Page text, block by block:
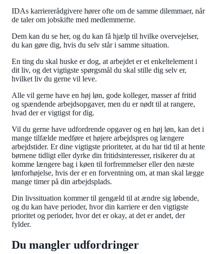
IDAs karriererådgivere hører ofte om de samme dilemmaer, når
de taler om jobskifte med medlemmerne.
Dem kan du se her, og du kan få hjælp til hvilke overvejelser,
du kan gøre dig, hvis du selv står i samme situation.
En ting du skal huske er dog, at arbejdet er et enkeltelement i
dit liv, og det vigtigste spørgsmål du skal stille dig selv er,
hvilket liv du gerne vil leve.
Alle vil gerne have en høj løn, gode kolleger, masser af fritid
og spændende arbejdsopgaver, men du er nødt til at rangere,
hvad der er vigtigst for dig.
Vil du gerne have udfordrende opgaver og en høj løn, kan det i
mange tilfælde medføre et højere arbejdspres og længere
arbejdstider. Er dine vigtigste prioriteter, at du har tid til at hente
børnene tidligt eller dyrke din fritidsinteresser, risikerer du at
komme længere bag i køen til forfremmelser eller den næste
lønforhøjelse, hvis der er en forventning om, at man skal lægge
mange timer på din arbejdsplads.
Din livssituation kommer til gengæld til at ændre sig løbende,
og du kan have perioder, hvor din karriere er den vigtigste
prioritet og perioder, hvor det er okay, at det er andet, der
fylder.
Du mangler udfordringer